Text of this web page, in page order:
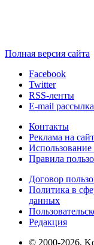
Полная версия сайта
Facebook
Twitter
RSS-ленты
E-mail рассылка
Контакты
Реклама на
Использование
Правила
Договор
Политика в
данных
Редакция
© 2000-2026,